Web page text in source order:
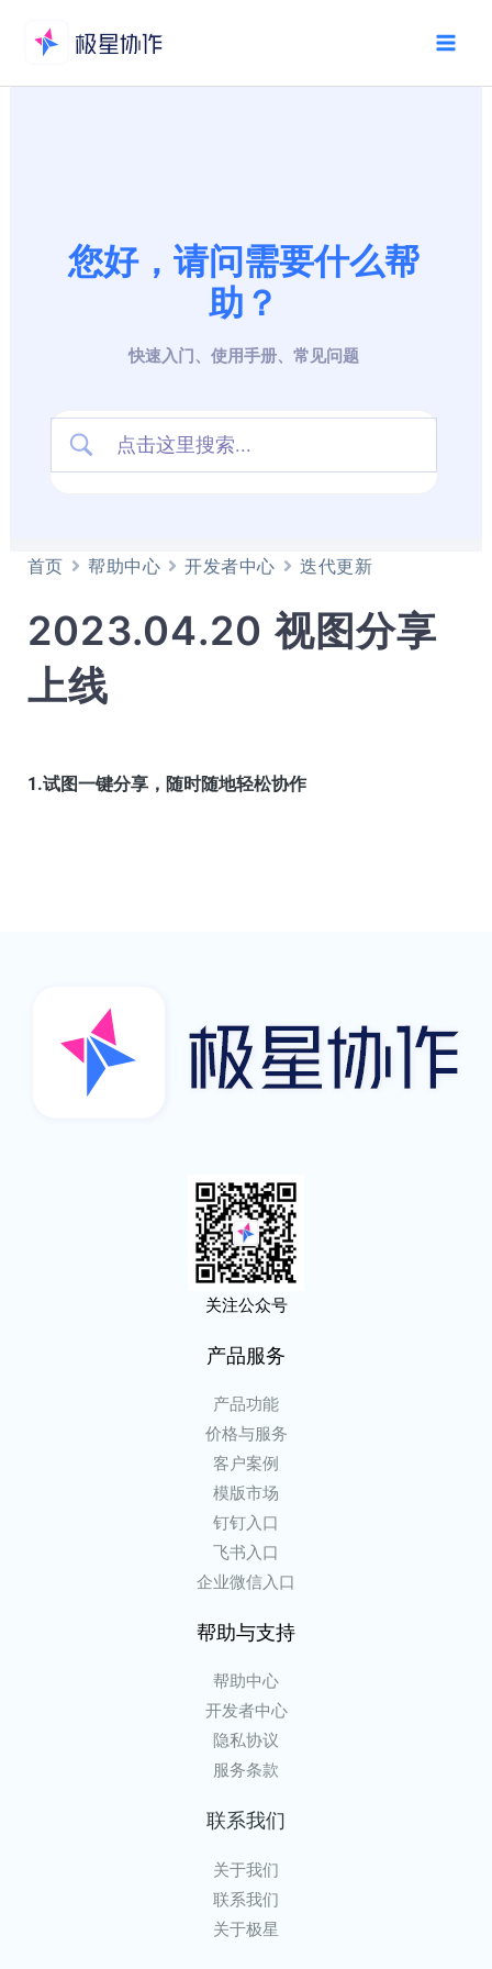
内
您好，请问需要什么帮
助？
快速入门、使用手册、常见问题
首页 帮助中心 开发者中心 迭代更新
2023.04.20 视图分享
上线
1.试图一键分享，随时随地轻松协作
关注公众号
产品服务
产品功能
价格与服务
客户案例
模版市场
钉钉入口
飞书入口
企业微信入口
帮助与支持
帮助中心
开发者中心
隐私协议
服务条款
联系我们
关于我们
联系我们
关于极星